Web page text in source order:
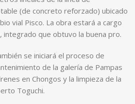
(de concreto reforzado) ubicado
vial Pisco. La obra estará a cargo
integrado que obtuvo la buena pro.
se iniciará el proceso de
de la galería de Pampas
en Chongos y la limpieza de la
Toguchi.